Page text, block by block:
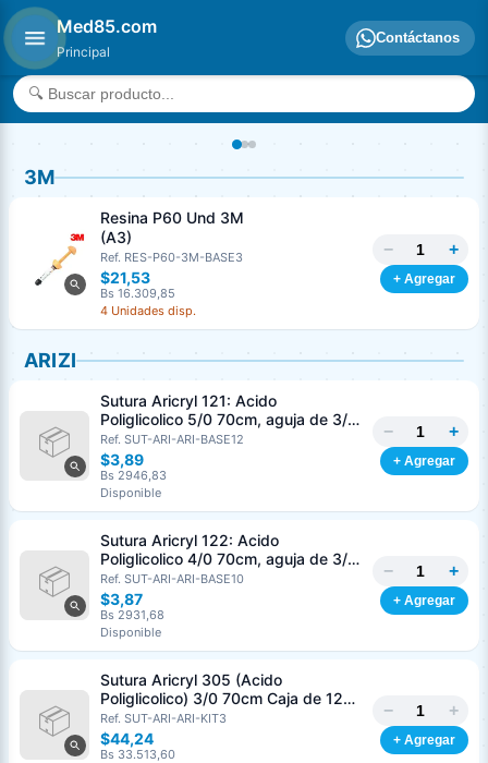
Med85.com
Principal
Contáctanos
3M
Resina P60 Und 3M
(A3)
Ref. RES-P60-3M-BASE3
$21,53
Bs 16.309,85
4 Unidades disp.
− +
+ Agregar
ARIZI
Sutura Aricryl 121: Acido
Poliglicolico 5/0 70cm, aguja de 3/8
Corte Inverso 19mm Und ARIZI
Absorbible
Ref. SUT-ARI-ARI-BASE12
$3,89
Bs 2946,83
Disponible
− +
+ Agregar
Sutura Aricryl 122: Acido
Poliglicolico 4/0 70cm, aguja de 3/8
Corte Inverso 19mm Und ARIZI
Absorbible
Ref. SUT-ARI-ARI-BASE10
$3,87
Bs 2931,68
Disponible
− +
+ Agregar
Sutura Aricryl 305 (Acido
Poliglicolico) 3/0 70cm Caja de 12
Unds ARIZI Aguja de 1/2 Circulo
Punta Conica 17mm
Ref. SUT-ARI-ARI-KIT3
$44,24
Bs 33.513,60
− +
+ Agregar